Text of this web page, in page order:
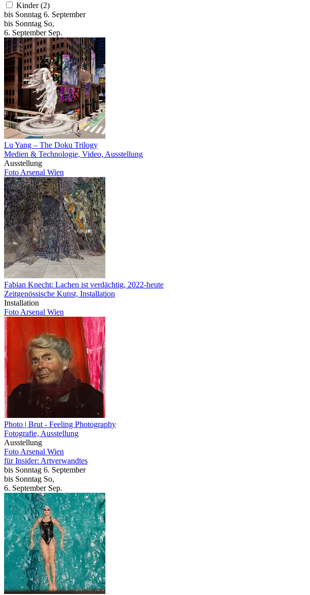
Kinder (2)
bis Sonntag 6. September
bis Sonntag So,
6. September Sep.
Lu Yang – The Doku Trilogy
Medien & Technologie, Video, Ausstellung
Ausstellung
Foto Arsenal Wien
Fabian Knecht: Lachen ist verdächtig, 2022-heute
Zeitgenössische Kunst, Installation
Installation
Foto Arsenal Wien
Photo | Brut - Feeling Photography
Fotografie, Ausstellung
Ausstellung
Foto Arsenal Wien
für Insider: Artverwandtes
bis Sonntag 6. September
bis Sonntag So,
6. September Sep.